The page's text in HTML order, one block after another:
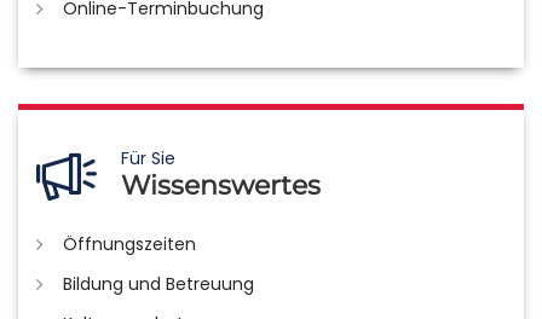
Online-Terminbuchung
Für Sie
Wissenswertes
Öffnungszeiten
Bildung und Betreuung